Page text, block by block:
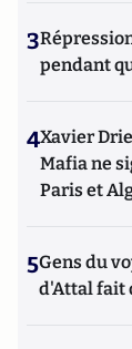
3
pendant
4Xavier
Mafia ne
Paris et
5Gens du
d'Attal fait